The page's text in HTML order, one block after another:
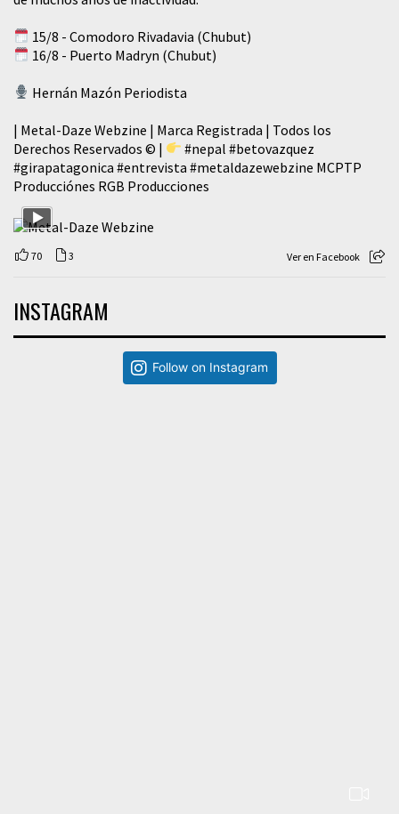
15/8 - Comodoro Rivadavia (Chubut)
16/8 - Puerto Madryn (Chubut)
Hernán Mazón Periodista
| Metal-Daze Webzine | Marca Registrada | Todos los
Derechos Reservados © |
#nepal #betovazquez
#girapatagonica #entrevista #metaldazewebzine MCPTP
Producciónes RGB Producciones
70 3 Ver en Facebook
INSTAGRAM
Follow on Instagram